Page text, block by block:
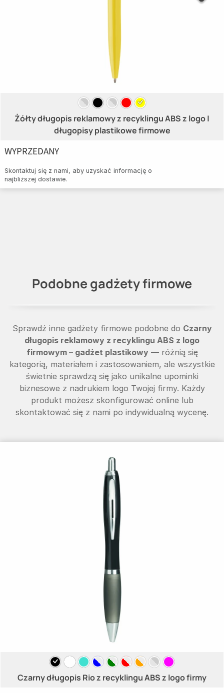
Żółty długopis reklamowy z recyklingu ABS z logo |
długopisy plastikowe firmowe
WYPRZEDANY
Skontaktuj się z nami, aby uzyskać informację o
najbliższej dostawie.
Podobne gadżety firmowe
Sprawdź inne gadżety firmowe podobne do Czarny
długopis reklamowy z recyklingu ABS z logo
firmowym – gadżet plastikowy— różnią się
kategorią, materiałem i zastosowaniem, ale wszystkie
świetnie sprawdzą się jako unikalne upominki
biznesowe z nadrukiem logo Twojej firmy. Każdy
produkt możesz skonfigurować online lub
skontaktować się z nami po indywidualną wycenę.
Czarny długopis Rio z recyklingu ABS z logo firmy